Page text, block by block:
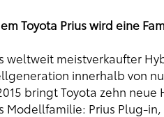
Toyota Prius wird eine
weltweit meistverkaufter
innerhalb von
bringt Toyota zehn
Modellfamilie: Prius Plug-in,